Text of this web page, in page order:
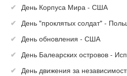
День Корпуса Мира - США
День "проклятых солдат" -
День обновления - США
День Балеарских островов -
День движения за